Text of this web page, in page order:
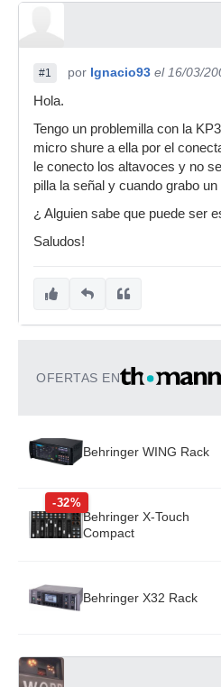
#1 por Ignacio93 el 16/03/
Hola.
Tengo un problemilla con la
micro shure a ella por el
le conecto los altavoces y no
pilla la señal y cuando grabo
¿ Alguien sabe que puede ser
Saludos!
OFERTAS EN
Behringer WING Rack
-32%
Behringer X-Touch
Compact
Behringer X32 Rack